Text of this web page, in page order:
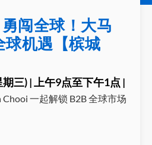
闯全球！大马
球机遇【槟城
三) | 上午9点至下午1点 |
一起解锁 B2B 全球市场